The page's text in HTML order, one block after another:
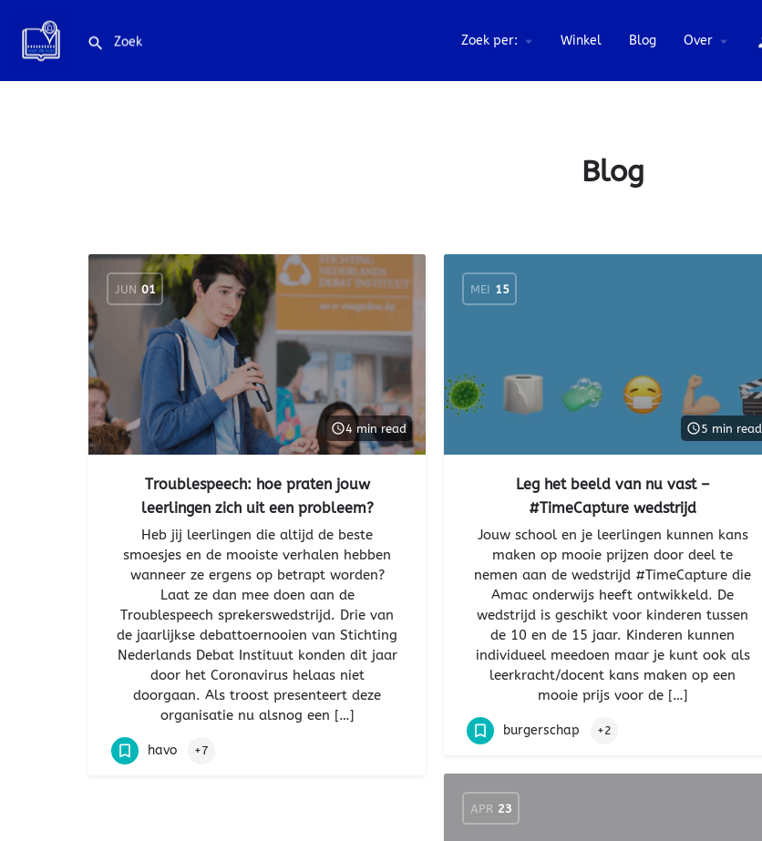
Zoek per: Winkel Blog Over
Blog
JUN 01
4 min read
Troublespeech: hoe praten jouw
leerlingen zich uit een probleem?
Heb jij leerlingen die altijd de beste
smoesjes en de mooiste verhalen hebben
wanneer ze ergens op betrapt worden?
Laat ze dan mee doen aan de
Troublespeech sprekerswedstrijd. Drie van
de jaarlijkse debattoernooien van Stichting
Nederlands Debat Instituut konden dit jaar
door het Coronavirus helaas niet
doorgaan. Als troost presenteert deze
organisatie nu alsnog een […]
havo +7
MEI 15
5 min read
Leg het beeld van nu vast –
#TimeCapture wedstrijd
Jouw school en je leerlingen kunnen kans
maken op mooie prijzen door deel te
nemen aan de wedstrijd #TimeCapture die
Amac onderwijs heeft ontwikkeld. De
wedstrijd is geschikt voor kinderen tussen
de 10 en de 15 jaar. Kinderen kunnen
individueel meedoen maar je kunt ook als
leerkracht/docent kans maken op een
mooie prijs voor de […]
burgerschap +2
APR 23